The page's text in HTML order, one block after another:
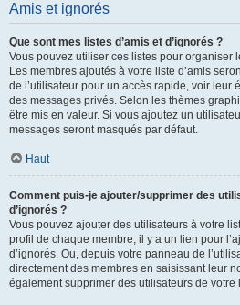
Amis et ignorés
Que sont mes listes d’amis et d’ignorés ?
Vous pouvez utiliser ces listes pour organiser
Les membres ajoutés à votre liste d’amis
de l’utilisateur pour un accès rapide, voir leur
des messages privés. Selon les thèmes
être mis en valeur. Si vous ajoutez un
messages seront masqués par défaut.
Haut
Comment puis-je ajouter/supprimer des
d’ignorés ?
Vous pouvez ajouter des utilisateurs à votre
profil de chaque membre, il y a un lien pour
d’ignorés. Ou, depuis votre panneau de
directement des membres en saisissant leur
également supprimer des utilisateurs de